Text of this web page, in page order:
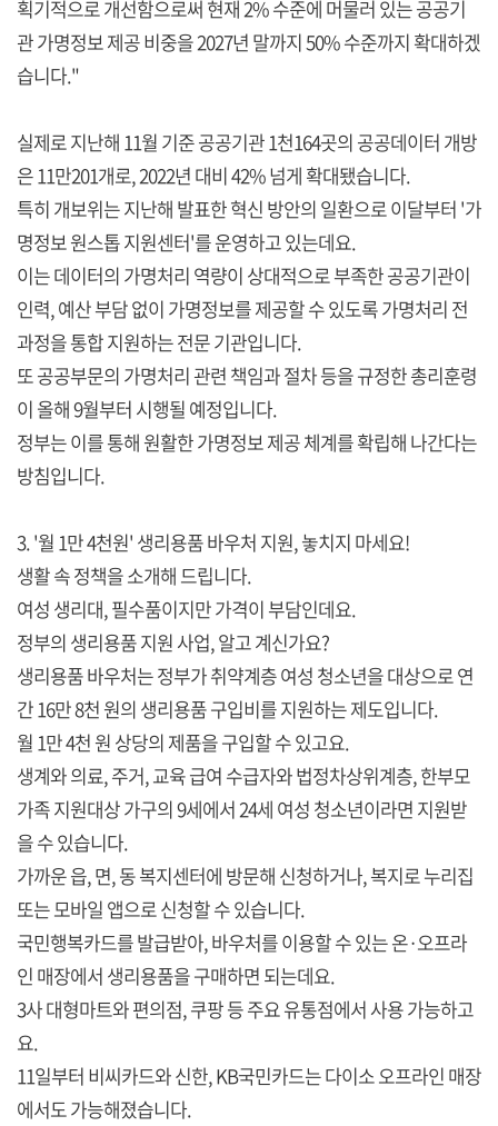
획기적으로 개선함으로써 현재 2% 수준에 머물러 있는 공공기
관 가명정보 제공 비중을 2027년 말까지 50% 수준까지 확대하겠
습니다."
실제로 지난해 11월 기준 공공기관 1천164곳의 공공데이터 개방
은 11만201개로, 2022년 대비 42% 넘게 확대됐습니다.
특히 개보위는 지난해 발표한 혁신 방안의 일환으로 이달부터 '가
명정보 원스톱 지원센터'를 운영하고 있는데요.
이는 데이터의 가명처리 역량이 상대적으로 부족한 공공기관이
인력, 예산 부담 없이 가명정보를 제공할 수 있도록 가명처리 전
과정을 통합 지원하는 전문 기관입니다.
또 공공부문의 가명처리 관련 책임과 절차 등을 규정한 총리훈령
이 올해 9월부터 시행될 예정입니다.
정부는 이를 통해 원활한 가명정보 제공 체계를 확립해 나간다는
방침입니다.
3. '월 1만 4천원' 생리용품 바우처 지원, 놓치지 마세요!
생활 속 정책을 소개해 드립니다.
여성 생리대, 필수품이지만 가격이 부담인데요.
정부의 생리용품 지원 사업, 알고 계신가요?
생리용품 바우처는 정부가 취약계층 여성 청소년을 대상으로 연
간 16만 8천 원의 생리용품 구입비를 지원하는 제도입니다.
월 1만 4천 원 상당의 제품을 구입할 수 있고요.
생계와 의료, 주거, 교육 급여 수급자와 법정차상위계층, 한부모
가족 지원대상 가구의 9세에서 24세 여성 청소년이라면 지원받
을 수 있습니다.
가까운 읍, 면, 동 복지센터에 방문해 신청하거나, 복지로 누리집
또는 모바일 앱으로 신청할 수 있습니다.
국민행복카드를 발급받아, 바우처를 이용할 수 있는 온·오프라
인 매장에서 생리용품을 구매하면 되는데요.
3사 대형마트와 편의점, 쿠팡 등 주요 유통점에서 사용 가능하고
요.
11일부터 비씨카드와 신한, KB국민카드는 다이소 오프라인 매장
에서도 가능해졌습니다.